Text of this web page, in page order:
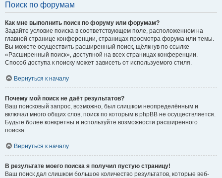
Поиск по форумам
Как мне выполнить поиск по форуму или форумам?
Задайте условие поиска в соответствующем поле, расположенном на
главной странице конференции, страницах просмотра форума или темы.
Вы можете осуществить расширенный поиск, щёлкнув по ссылке
«Расширенный поиск», доступной на всех страницах конференции.
Способ доступа к поиску может зависеть от используемого стиля.
Вернуться к началу
Почему мой поиск не даёт результатов?
Ваш поисковый запрос, возможно, был слишком неопределённым и
включал много общих слов, поиск по которым в phpBB не осуществляется.
Будьте более конкретны и используйте возможности расширенного
поиска.
Вернуться к началу
В результате моего поиска я получил пустую страницу!
Ваш поиск дал слишком большое количество результатов, которые веб-